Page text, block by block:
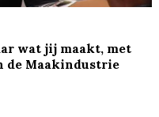
wat jij maakt, met
de Maakindustrie